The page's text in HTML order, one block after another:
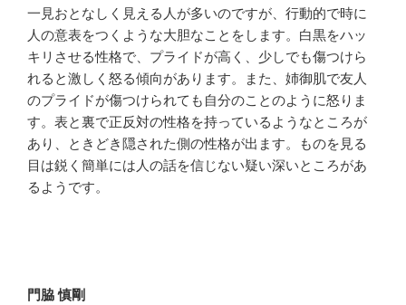
一見おとなしく見える人が多いのですが、行動的で時に
人の意表をつくような大胆なことをします。白黒をハッ
キリさせる性格で、プライドが高く、少しでも傷つけら
れると激しく怒る傾向があります。また、姉御肌で友人
のプライドが傷つけられても自分のことのように怒りま
す。表と裏で正反対の性格を持っているようなところが
あり、ときどき隠された側の性格が出ます。ものを見る
目は鋭く簡単には人の話を信じない疑い深いところがあ
るようです。
門脇 慎剛